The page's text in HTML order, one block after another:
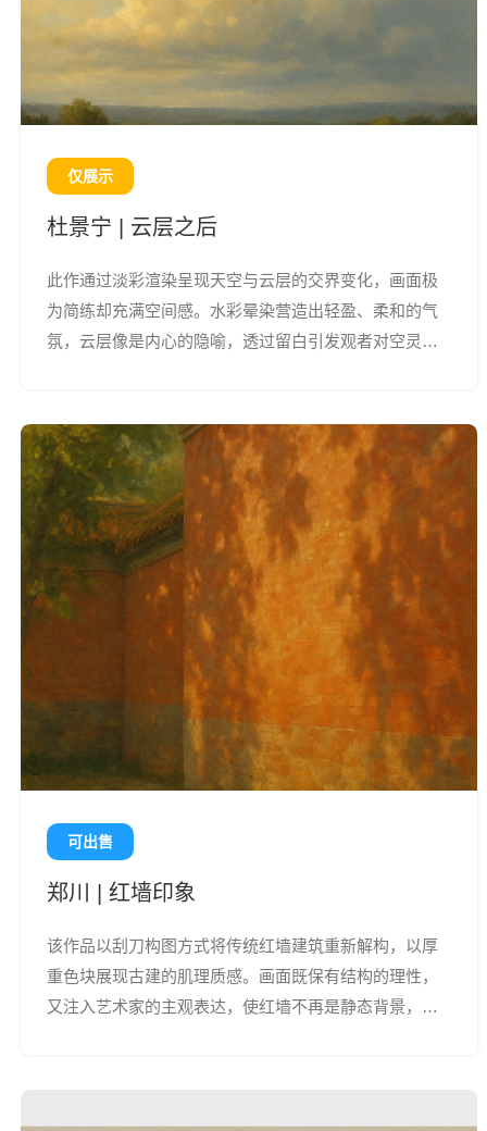
仅展示
杜景宁 | 云层之后
此作通过淡彩渲染呈现天空与云层的交界变化，画面极
为简练却充满空间感。水彩晕染营造出轻盈、柔和的气
氛，云层像是内心的隐喻，透过留白引发观者对空灵与
可出售
郑川 | 红墙印象
该作品以刮刀构图方式将传统红墙建筑重新解构，以厚
重色块展现古建的肌理质感。画面既保有结构的理性，
又注入艺术家的主观表达，使红墙不再是静态背景，而